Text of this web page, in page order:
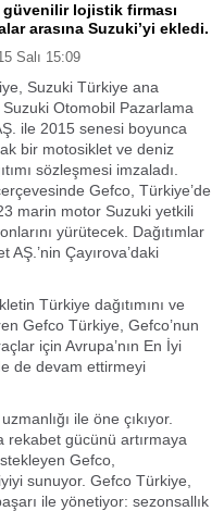
lojistik firması
arasına Suzuki’yi ekledi.
Salı 15:09
Suzuki Türkiye ana
Otomobil Pazarlama
ile 2015 senesi boyunca
bir motosiklet ve deniz
sözleşmesi imzaladı.
Gefco, Türkiye’de
marin motor Suzuki yetkili
yürütecek. Dağıtımlar
Çayırova’daki
Türkiye dağıtımını ve
Gefco Türkiye, Gefco’nun
için Avrupa’nın En İyi
de devam ettirmeyi
ile öne çıkıyor.
rekabet gücünü artırmaya
Gefco,
sunuyor. Gefco Türkiye,
ile yönetiyor: sezonsallık